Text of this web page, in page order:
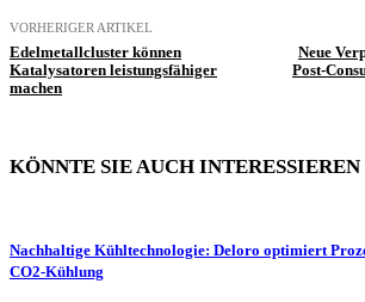
VORHERIGER ARTIKEL
Edelmetallcluster können
Katalysatoren leistungsfähiger
machen
Neue
Post-
KÖNNTE SIE AUCH INTERESSIEREN
Nachhaltige Kühltechnologie: Deloro optimiert
CO2-Kühlung